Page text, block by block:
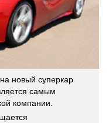
новый суперкар
самым
компании.